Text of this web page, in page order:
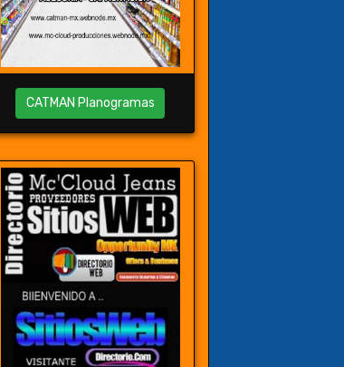
CATMAN Planogramas